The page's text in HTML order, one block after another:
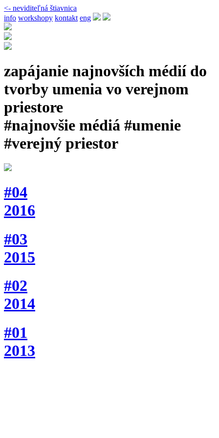
<- neviditeľná štiavnica
info workshopy kontakt eng
zapájanie najnovších médií do
tvorby umenia vo verejnom
priestore
#najnovšie médiá #umenie
#verejný priestor
#04
2016
#03
2015
#02
2014
#01
2013